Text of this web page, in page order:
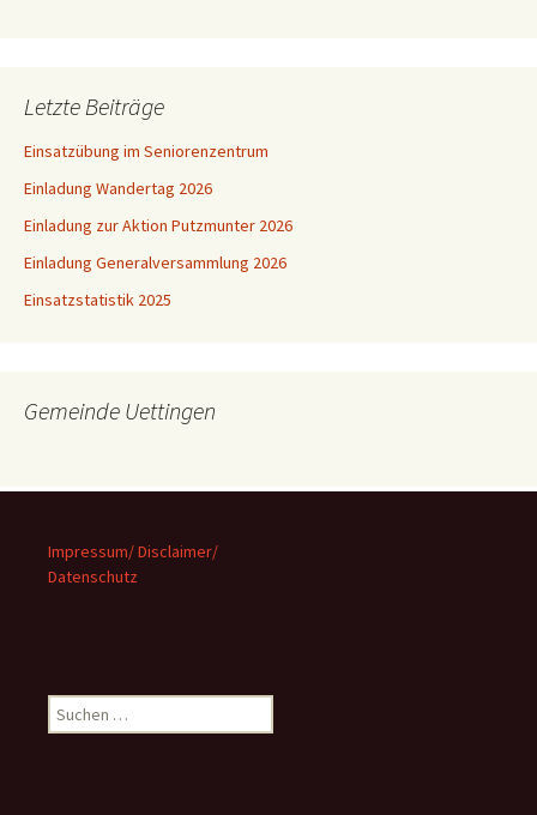
Letzte Beiträge
Einsatzübung im Seniorenzentrum
Einladung Wandertag 2026
Einladung zur Aktion Putzmunter 2026
Einladung Generalversammlung 2026
Einsatzstatistik 2025
Gemeinde Uettingen
Impressum/ Disclaimer/
Datenschutz
Suchen
nach: